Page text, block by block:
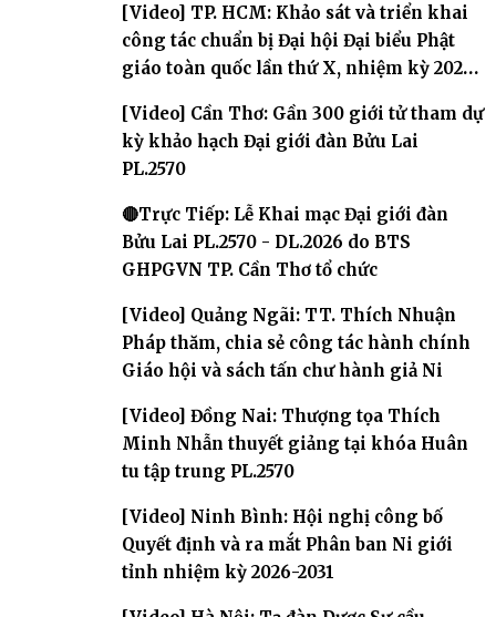
[Video] TP. HCM: Khảo sát và triển khai
công tác chuẩn bị Đại hội Đại biểu Phật
giáo toàn quốc lần thứ X, nhiệm kỳ 2026-
[Video] Cần Thơ: Gần 300 giới tử tham dự
kỳ khảo hạch Đại giới đàn Bửu Lai
PL.2570
🔴Trực Tiếp: Lễ Khai mạc Đại giới đàn
Bửu Lai PL.2570 - DL.2026 do BTS
GHPGVN TP. Cần Thơ tổ chức
[Video] Quảng Ngãi: TT. Thích Nhuận
Pháp thăm, chia sẻ công tác hành chính
Giáo hội và sách tấn chư hành giả Ni
[Video] Đồng Nai: Thượng tọa Thích
Minh Nhẫn thuyết giảng tại khóa Huân
tu tập trung PL.2570
[Video] Ninh Bình: Hội nghị công bố
Quyết định và ra mắt Phân ban Ni giới
tỉnh nhiệm kỳ 2026-2031